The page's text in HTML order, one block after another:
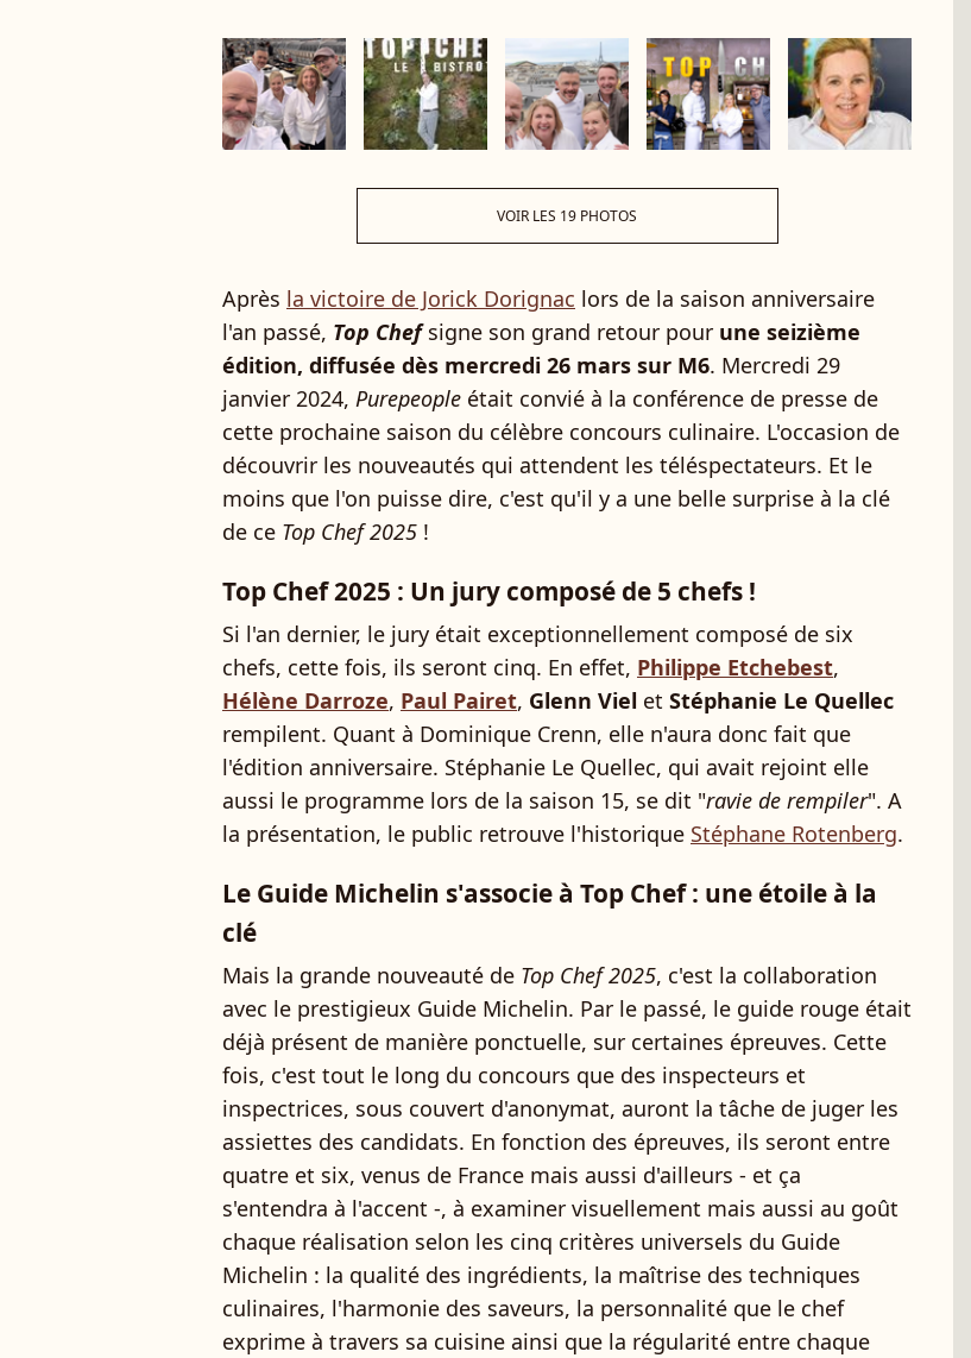
VOIR LES 19 PHOTOS
Après la victoire de Jorick Dorignac lors de la saison anniversaire
l'an passé, Top Chefsigne son grand retour pour une seizième
édition, diffusée dès mercredi 26 mars sur M6. Mercredi 29
janvier 2024, Purepeople était convié à la conférence de presse de
cette prochaine saison du célèbre concours culinaire. L'occasion de
découvrir les nouveautés qui attendent les téléspectateurs. Et le
moins que l'on puisse dire, c'est qu'il y a une belle surprise à la clé
de ce Top Chef 2025 !
Top Chef 2025 : Un jury composé de 5 chefs !
Si l'an dernier, le jury était exceptionnellement composé de six
chefs, cette fois, ils seront cinq. En effet, Philippe Etchebest,
Hélène Darroze, Paul Pairet, Glenn Viel et Stéphanie Le Quellec
rempilent. Quant à Dominique Crenn, elle n'aura donc fait que
l'édition anniversaire. Stéphanie Le Quellec, qui avait rejoint elle
aussi le programme lors de la saison 15, se dit "ravie de rempiler". A
la présentation, le public retrouve l'historique Stéphane Rotenberg.
Le Guide Michelin s'associe à Top Chef : une étoile à la
clé
Mais la grande nouveauté de Top Chef 2025, c'est la collaboration
avec le prestigieux Guide Michelin. Par le passé, le guide rouge était
déjà présent de manière ponctuelle, sur certaines épreuves. Cette
fois, c'est tout le long du concours que des inspecteurs et
inspectrices, sous couvert d'anonymat, auront la tâche de juger les
assiettes des candidats. En fonction des épreuves, ils seront entre
quatre et six, venus de France mais aussi d'ailleurs - et ça
s'entendra à l'accent -, à examiner visuellement mais aussi au goût
chaque réalisation selon les cinq critères universels du Guide
Michelin : la qualité des ingrédients, la maîtrise des techniques
culinaires, l'harmonie des saveurs, la personnalité que le chef
exprime à travers sa cuisine ainsi que la régularité entre chaque